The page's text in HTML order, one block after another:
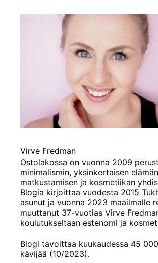
Virve Fredman
Ostolakossa on vuonna 2009
minimalismin, yksinkertaisen
matkustamisen ja kosmetiikan
Blogia kirjoittaa vuodesta 2015
asunut ja vuonna 2023 maailmalle
muuttanut 37-vuotias Virve
koulutukseltaan estenomi ja
Blogi tavoittaa kuukaudessa 45
kävijää (10/2023).